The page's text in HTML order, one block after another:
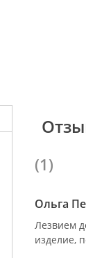
(1)
Ольга
Лезвием
изделие,